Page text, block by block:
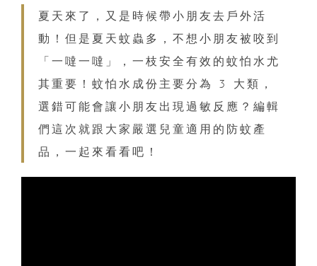
夏天來了，又是時候帶小朋友去戶外活
動！但是夏天蚊蟲多，不想小朋友被咬到
「一噠一噠」，一枝安全有效的蚊怕水尤
其重要！蚊怕水成份主要分為 3 大類，
選錯可能會讓小朋友出現過敏反應？編輯
們這次就跟大家嚴選兒童適用的防蚊產
品，一起來看看吧！